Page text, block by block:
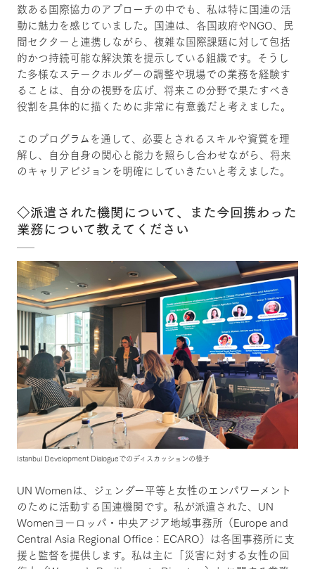
数ある国際協力のアプローチの中でも、私は特に国連の活
動に魅力を感じていました。国連は、各国政府やNGO、民
間セクターと連携しながら、複雑な国際課題に対して包括
的かつ持続可能な解決策を提示している組織です。そうし
た多様なステークホルダーの調整や現場での業務を経験す
ることは、自分の視野を広げ、将来この分野で果たすべき
役割を具体的に描くために非常に有意義だと考えました。
このプログラムを通して、必要とされるスキルや資質を理
解し、自分自身の関心と能力を照らし合わせながら、将来
のキャリアビジョンを明確にしていきたいと考えました。
◇派遣された機関について、また今回携わった
業務について教えてください
Istanbul Development Dialogueでのディスカッションの様子
UN Womenは、ジェンダー平等と女性のエンパワーメント
のために活動する国連機関です。私が派遣された、UN
Womenヨーロッパ・中央アジア地域事務所（Europe and
Central Asia Regional Office：ECARO）は各国事務所に支
援と監督を提供します。私は主に「災害に対する女性の回